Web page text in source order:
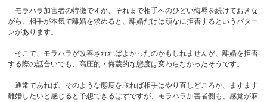
モラハラ加害者の特徴ですが、それまで相手へのひどい侮辱を続けておきな
がら、相手が本気で離婚を求めると、離婚だけは頑なに拒否するというパター
ンがあります。
そこで、モラハラが改善されればよかったのかもしれませんが、離婚を拒否
する際の話合いでも、高圧的・侮蔑的な態度は変わらなかったそうです。
通常であれば、そのような態度を取れば相手はやり直しどころか、ますます
離婚したいと感じると予想できるはずですが、モラハラ加害者側も、感覚が麻